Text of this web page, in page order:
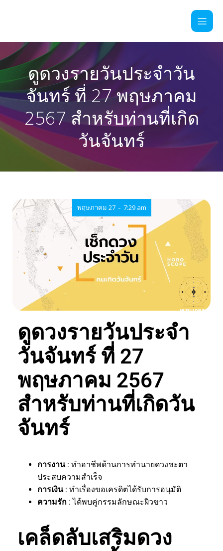
ดูดวงรายวันประจำวัน
จันทร์ ที่ 27 พฤษภาคม
2567 สำหรับท่านที่เกิด
วันจันทร์
พฤษภาคม 27 - 7:29 am
ดูดวงรายวันประจำ
วันจันทร์ ที่ 27
พฤษภาคม 2567
สำหรับท่านที่เกิดวัน
จันทร์
การงาน: ทำอาชีพด้านการทำนายดวงชะตา
ประสบความสำเร็จ
การเงิน: ทำเรื่องขอเครดิตได้รับการอนุมัติ
ความรัก : ได้พบคู่กรรมลักษณะผิวขาว
เคล็ดลับเสริมดวง